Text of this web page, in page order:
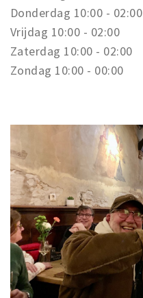
Donderdag 10:00 - 02:00
Vrijdag 10:00 - 02:00
Zaterdag 10:00 - 02:00
Zondag 10:00 - 00:00